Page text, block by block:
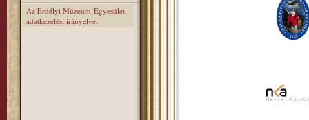
Az Erdélyi Múzeum-Egyesület
adatkezelési irányelvei